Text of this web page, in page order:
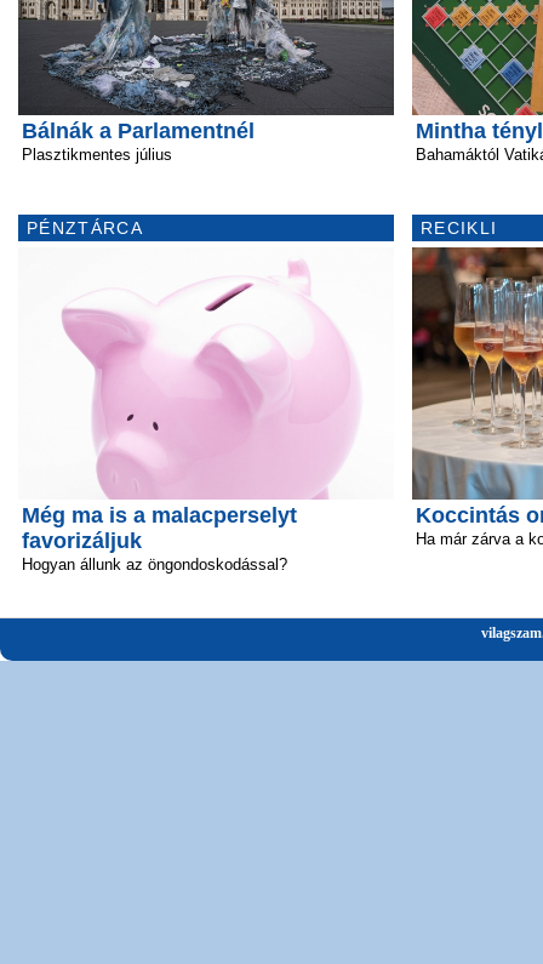
Bálnák a Parlamentnél
Plasztikmentes július
PÉNZTÁRCA
Még ma is a malacperselyt
favorizáljuk
Hogyan állunk az öngondoskodással?
Mintha
Bahamáktól
RECIKLI
Koccintás
Ha már zárva a